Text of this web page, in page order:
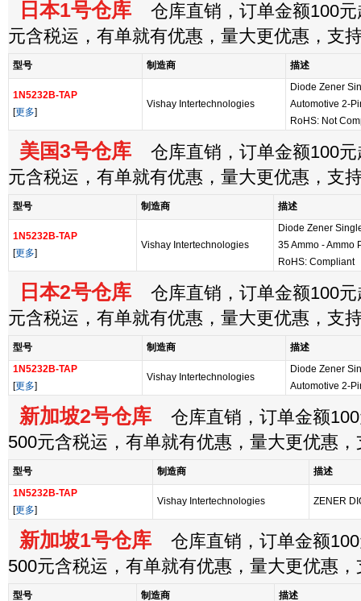
日本1号仓库 仓库直销，订单金额100元
元含税运，有单就有优惠，量大更优惠，支
型号 制造商 描述
1N5232B-TAP
[更多]
Vishay Intertechnologies
Diode Zener
Automotive 2-
RoHS: Not
美国3号仓库 仓库直销，订单金额100元
元含税运，有单就有优惠，量大更优惠，支
型号 制造商 描述
1N5232B-TAP
[更多]
Vishay Intertechnologies
Diode Zener
35 Ammo - Ammo
RoHS: Compliant
日本2号仓库 仓库直销，订单金额100元
元含税运，有单就有优惠，量大更优惠，支
型号 制造商
描述
1N5232B-TAP
[更多]
Vishay Intertechnologies
Diode Zener
Automotive 2-
新加坡2号仓库 仓库直销，订单金额
500元含税运，有单就有优惠，量大更优惠
型号 制造商
描述
1N5232B-TAP
[更多]
Vishay Intertechnologies ZENER
新加坡1号仓库 仓库直销，订单金额
500元含税运，有单就有优惠，量大更优惠
型号 制造商 描述